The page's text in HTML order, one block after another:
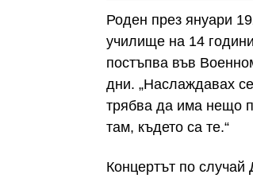
Роден през януари
училище на 14
постъпва във
дни. „Наслаждавах
трябва да има нещо
там, където са те.“
Концертът по случай